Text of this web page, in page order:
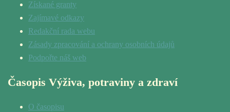
Získané granty
Zajímavé odkazy
Redakční rada webu
Zásady zpracování a ochrany osobních údajů
Podpořte náš web
Časopis Výživa, potraviny a zdraví
O časopisu